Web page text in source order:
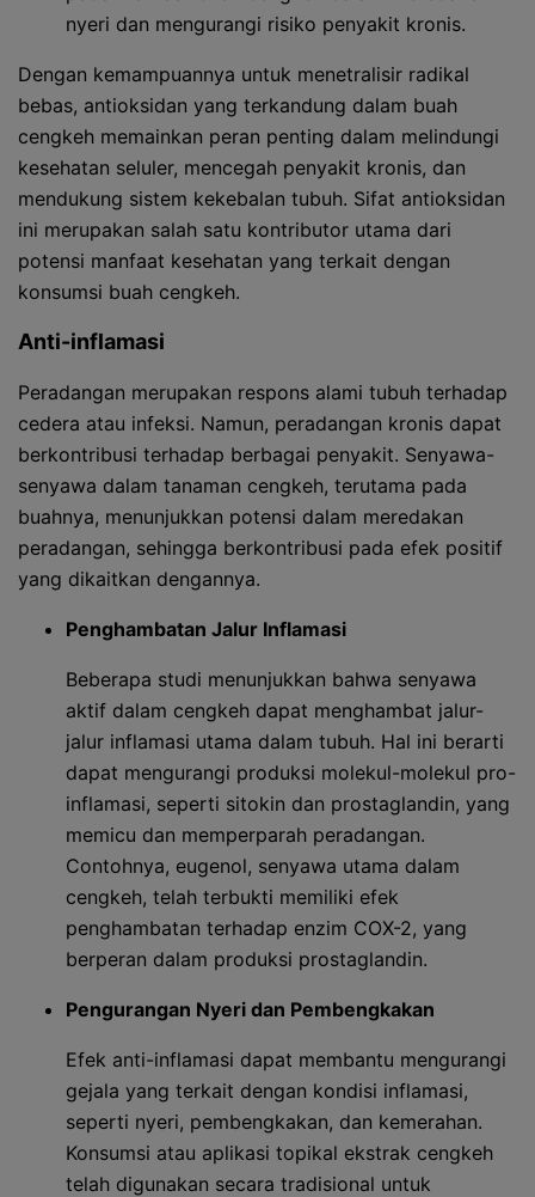
nyeri dan mengurangi risiko penyakit kronis.
Dengan kemampuannya untuk menetralisir radikal
bebas, antioksidan yang terkandung dalam buah
cengkeh memainkan peran penting dalam melindungi
kesehatan seluler, mencegah penyakit kronis, dan
mendukung sistem kekebalan tubuh. Sifat antioksidan
ini merupakan salah satu kontributor utama dari
potensi manfaat kesehatan yang terkait dengan
konsumsi buah cengkeh.
Anti-inflamasi
Peradangan merupakan respons alami tubuh terhadap
cedera atau infeksi. Namun, peradangan kronis dapat
berkontribusi terhadap berbagai penyakit. Senyawa-
senyawa dalam tanaman cengkeh, terutama pada
buahnya, menunjukkan potensi dalam meredakan
peradangan, sehingga berkontribusi pada efek positif
yang dikaitkan dengannya.
Penghambatan Jalur Inflamasi
Beberapa studi menunjukkan bahwa senyawa
aktif dalam cengkeh dapat menghambat jalur-
jalur inflamasi utama dalam tubuh. Hal ini berarti
dapat mengurangi produksi molekul-molekul pro-
inflamasi, seperti sitokin dan prostaglandin, yang
memicu dan memperparah peradangan.
Contohnya, eugenol, senyawa utama dalam
cengkeh, telah terbukti memiliki efek
penghambatan terhadap enzim COX-2, yang
berperan dalam produksi prostaglandin.
Pengurangan Nyeri dan Pembengkakan
Efek anti-inflamasi dapat membantu mengurangi
gejala yang terkait dengan kondisi inflamasi,
seperti nyeri, pembengkakan, dan kemerahan.
Konsumsi atau aplikasi topikal ekstrak cengkeh
telah digunakan secara tradisional untuk